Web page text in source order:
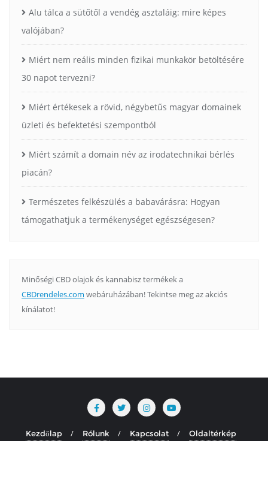
Alu tálca a sütőtől a vendég asztaláig: mire képes
valójában?
Miért nem reális minden fizikai munkakör betöltésére
30 napot tervezni?
Miért értékesek a rövid, négybetűs magyar domainek
üzleti és befektetési szempontból
Miért számít a domain név az irodatechnikai bérlés
piacán?
Természetes felkészülés a babavárásra: Hogyan
támogathatjuk a termékenységet egészségesen?
Minőségi CBD olajok és kannabisz termékek a
CBDrendeles.com webáruházában! Tekintse meg az akciós
kínálatot!
Kezdőlap Rólunk Kapcsolat Oldaltérkép